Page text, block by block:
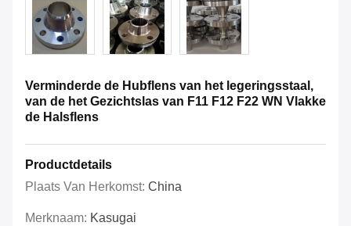
Verminderde de Hubflens van het legeringsstaal,
van de het Gezichtslas van F11 F12 F22 WN Vlakke
de Halsflens
Productdetails
Plaats Van Herkomst: China
Merknaam: Kasugai